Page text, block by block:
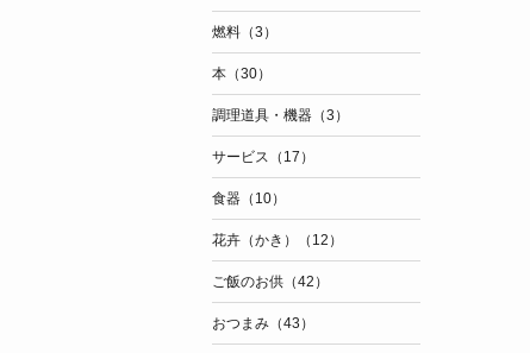
燃料（3）
本（30）
調理道具・機器（3）
サービス（17）
食器（10）
花卉（かき）（12）
ご飯のお供（42）
おつまみ（43）